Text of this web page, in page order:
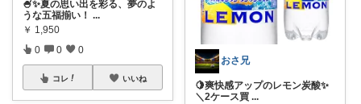
🍧✨夏の思い出を彩る、夢のよ
うな五福揃い！ ...
￥ 1,950
0 0 0
コレ いいね
おさ兄
🍋爽快感アップのレモン炭酸✨
＼2ケース買 ...